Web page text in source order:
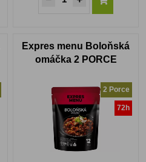
Expres menu Boloňská
omáčka 2 PORCE
2 Porce
72h